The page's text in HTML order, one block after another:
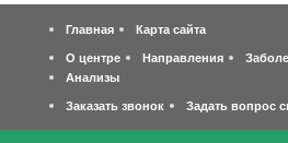
Главная
Карта сайта
О центре
Направления
Анализы
Заказать звонок
Задать вопрос